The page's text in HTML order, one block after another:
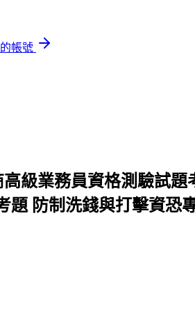
帳號
級業務員資格測驗試
題 防制洗錢與打擊資恐